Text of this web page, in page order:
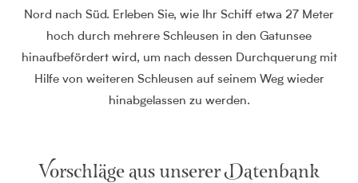
Nord nach Süd. Erleben Sie, wie Ihr Schiff etwa 27 Meter
hoch durch mehrere Schleusen in den Gatunsee
hinaufbefördert wird, um nach dessen Durchquerung mit
Hilfe von weiteren Schleusen auf seinem Weg wieder
hinabgelassen zu werden.
Vorschläge aus unserer Datenbank